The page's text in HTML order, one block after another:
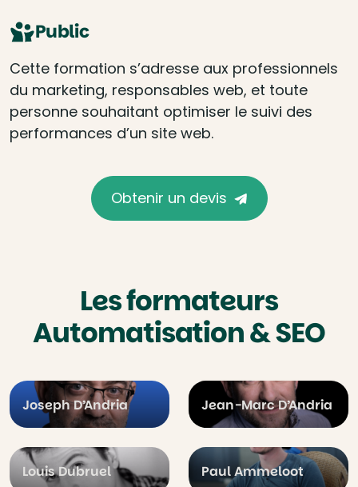
Public
Cette formation s’adresse aux professionnels
du marketing, responsables web, et toute
personne souhaitant optimiser le suivi des
performances d’un site web.
Obtenir un devis
Les formateurs
Automatisation & SEO
Joseph D’Andria Jean-Marc D’Andria
Louis Dubruel Paul Ammeloot